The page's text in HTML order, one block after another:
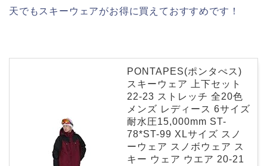
天でもスキーウェアがお得に買えておすすめです！
PONTAPES(ポンタぺス)
スキーウェア 上下セット
22-23 ストレッチ 全20色
メンズ レディース 6サイズ
耐水圧15,000mm ST-
78*ST-99 XLサイズ スノ
ーウェア スノボウェア ス
キー ウェア ウエア 20-21